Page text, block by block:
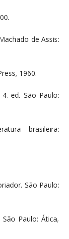
de Assis:
1960.
ed. São Paulo:
brasileira:
São Paulo:
Paulo: Ática,